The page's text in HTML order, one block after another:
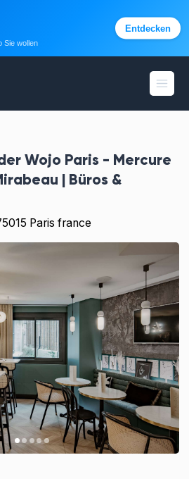
Wojo Paris - Mercure
| Büros &
Paris france
Sie wollen
Entdecken